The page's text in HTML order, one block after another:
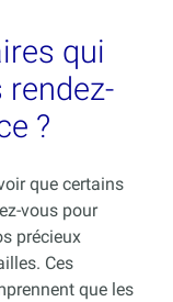
qui
?
que certains
vous pour
précieux
Ces
que les